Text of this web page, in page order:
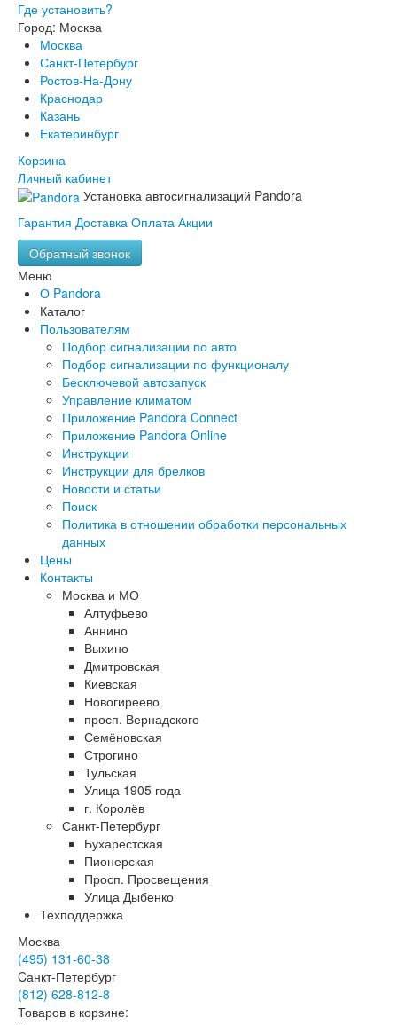
Где установить?
Город: Москва
Москва
Санкт-Петербург
Ростов-На-Дону
Краснодар
Казань
Екатеринбург
Корзина
Личный кабинет
Установка автосигнализаций Pandora
Гарантия Доставка Оплата Акции
Обратный звонок
Меню
О Pandora
Каталог
Пользователям
Подбор сигнализации по авто
Подбор сигнализации по функционалу
Бесключевой автозапуск
Управление климатом
Приложение Pandora Connect
Приложение Pandora Online
Инструкции
Инструкции для брелков
Новости и статьи
Поиск
Политика в отношении обработки персональных
данных
Цены
Контакты
Москва и МО
Алтуфьево
Аннино
Выхино
Дмитровская
Киевская
Новогиреево
просп. Вернадского
Семёновская
Строгино
Тульская
Улица 1905 года
г. Королёв
Санкт-Петербург
Бухарестская
Пионерская
Просп. Просвещения
Улица Дыбенко
Техподдержка
Москва
(495) 131-60-38
Cанкт-Петербург
(812) 628-812-8
Товаров в корзине: